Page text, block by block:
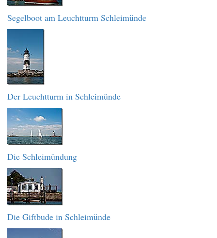
Segelboot am Leuchtturm Schleimünde
Der Leuchtturm in Schleimünde
Die Schleimündung
Die Giftbude in Schleimünde